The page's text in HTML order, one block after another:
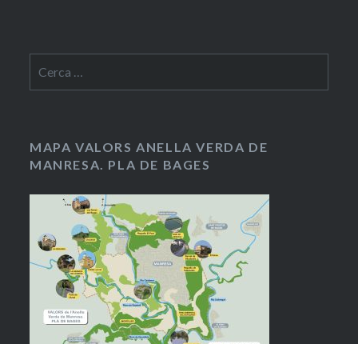
MAPA VALORS ANELLA VERDA DE
MANRESA. PLA DE BAGES